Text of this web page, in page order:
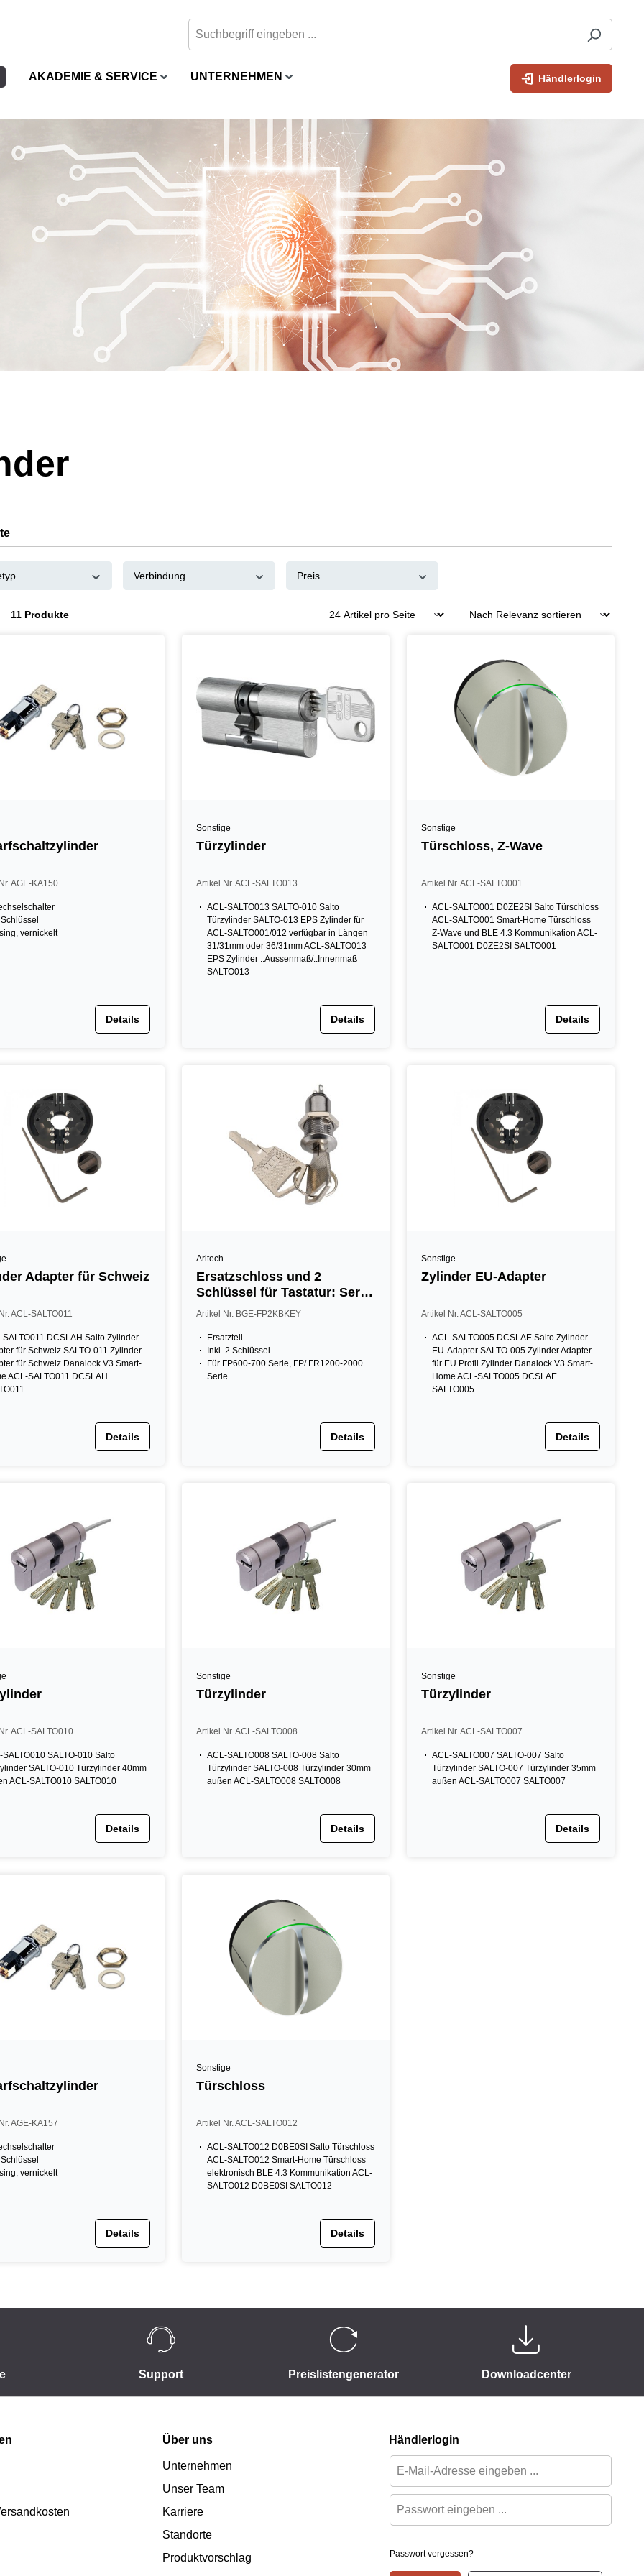
AKADEMIE & SERVICE UNTERNEHMEN Händlerlogin
Verbindung Preis
11 Produkte
AGE-KA150
Schlüssel
vernickelt
Details
Sonstige
Türzylinder
Artikel Nr. ACL-SALTO013
ACL-SALTO013 SALTO-010 Salto
Türzylinder SALTO-013 EPS Zylinder für
ACL-SALTO001/012 verfügbar in Längen
31/31mm oder 36/31mm ACL-SALTO013
EPS Zylinder ..Aussenmaß/..Innenmaß
SALTO013
Details
Sonstige
Türschloss, Z-Wave
Artikel Nr. ACL-SALTO001
ACL-SALTO001 D0ZE2SI Salto Türschloss
ACL-SALTO001 Smart-Home Türschloss
Z-Wave und BLE 4.3 Kommunikation ACL-
SALTO001 D0ZE2SI SALTO001
Details
Adapter für Schweiz
ACL-SALTO011
SALTO011 DCSLAH Salto Zylinder
für Schweiz SALTO-011 Zylinder
für Schweiz Danalock V3 Smart-
ACL-SALTO011 DCSLAH
Details
Aritech
Ersatzschloss und 2
Schlüssel für Tastatur: Serie
FP600-700 & FP1200-2000
Artikel Nr. BGE-FP2KBKEY
Ersatzteil
Inkl. 2 Schlüssel
Für FP600-700 Serie, FP/ FR1200-2000
Serie
Details
Sonstige
Zylinder EU-Adapter
Artikel Nr. ACL-SALTO005
ACL-SALTO005 DCSLAE Salto Zylinder
EU-Adapter SALTO-005 Zylinder Adapter
für EU Profil Zylinder Danalock V3 Smart-
Home ACL-SALTO005 DCSLAE
SALTO005
Details
ACL-SALTO010
SALTO010 SALTO-010 Salto
SALTO-010 Türzylinder 40mm
ACL-SALTO010 SALTO010
Details
Sonstige
Türzylinder
Artikel Nr. ACL-SALTO008
ACL-SALTO008 SALTO-008 Salto
Türzylinder SALTO-008 Türzylinder 30mm
außen ACL-SALTO008 SALTO008
Details
Sonstige
Türzylinder
Artikel Nr. ACL-SALTO007
ACL-SALTO007 SALTO-007 Salto
Türzylinder SALTO-007 Türzylinder 35mm
außen ACL-SALTO007 SALTO007
Details
AGE-KA157
Schlüssel
vernickelt
Details
Sonstige
Türschloss
Artikel Nr. ACL-SALTO012
ACL-SALTO012 D0BE0SI Salto Türschloss
ACL-SALTO012 Smart-Home Türschloss
elektronisch BLE 4.3 Kommunikation ACL-
SALTO012 D0BE0SI SALTO012
Details
Support Preislistengenerator Downloadcenter
Über uns
Unternehmen
Unser Team
Karriere
Standorte
Produktvorschlag
Händlerlogin
Passwort vergessen?